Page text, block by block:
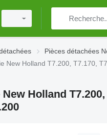
Pièces détachées
New Holland T7.200, T7.170,
Holland